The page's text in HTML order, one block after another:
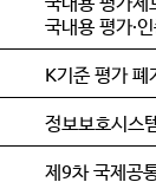
국내용 평가·
K기준 평가 폐
정보보호시스
제9차 국제공